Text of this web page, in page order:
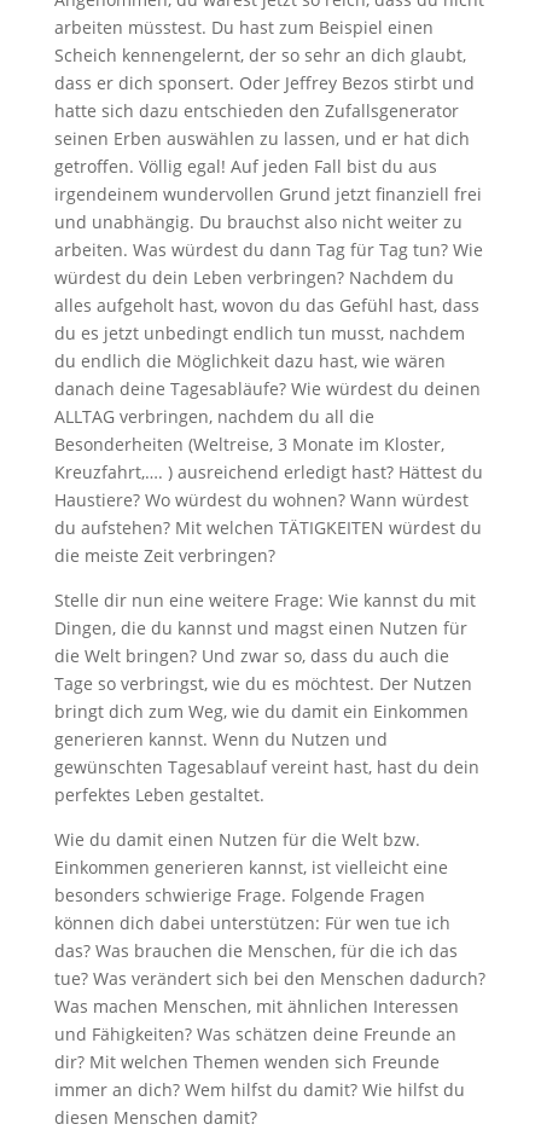
arbeiten müsstest. Du hast zum Beispiel einen
Scheich kennengelernt, der so sehr an dich glaubt,
dass er dich sponsert. Oder Jeffrey Bezos stirbt und
hatte sich dazu entschieden den Zufallsgenerator
seinen Erben auswählen zu lassen, und er hat dich
getroffen. Völlig egal! Auf jeden Fall bist du aus
irgendeinem wundervollen Grund jetzt finanziell frei
und unabhängig. Du brauchst also nicht weiter zu
arbeiten. Was würdest du dann Tag für Tag tun? Wie
würdest du dein Leben verbringen? Nachdem du
alles aufgeholt hast, wovon du das Gefühl hast, dass
du es jetzt unbedingt endlich tun musst, nachdem
du endlich die Möglichkeit dazu hast, wie wären
danach deine Tagesabläufe? Wie würdest du deinen
ALLTAG verbringen, nachdem du all die
Besonderheiten (Weltreise, 3 Monate im Kloster,
Kreuzfahrt,…. ) ausreichend erledigt hast? Hättest du
Haustiere? Wo würdest du wohnen? Wann würdest
du aufstehen? Mit welchen TÄTIGKEITEN würdest du
die meiste Zeit verbringen? ⠀⠀
Stelle dir nun eine weitere Frage: Wie kannst du mit
Dingen, die du kannst und magst einen Nutzen für
die Welt bringen? Und zwar so, dass du auch die
Tage so verbringst, wie du es möchtest. Der Nutzen
bringt dich zum Weg, wie du damit ein Einkommen
generieren kannst. Wenn du Nutzen und
gewünschten Tagesablauf vereint hast, hast du dein
perfektes Leben gestaltet.
Wie du damit einen Nutzen für die Welt bzw.
Einkommen generieren kannst, ist vielleicht eine
besonders schwierige Frage. Folgende Fragen
können dich dabei unterstützen: Für wen tue ich
das? Was brauchen die Menschen, für die ich das
tue? Was verändert sich bei den Menschen dadurch?
Was machen Menschen, mit ähnlichen Interessen
und Fähigkeiten? Was schätzen deine Freunde an
dir? Mit welchen Themen wenden sich Freunde
immer an dich? Wem hilfst du damit? Wie hilfst du
diesen Menschen damit?